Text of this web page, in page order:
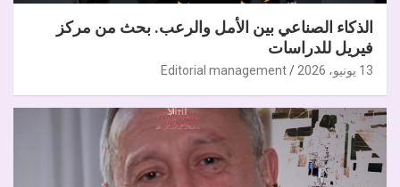
الذكاء الصناعي بين الأمل والرعب. بحث من مركز
فيريل للدراسات
13 يونيو، 2026 Editorial management